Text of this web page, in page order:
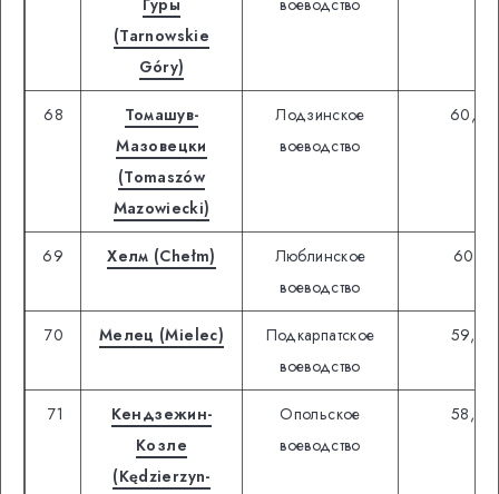
Гуры
(Tarnowskie
Góry)
воеводство
68
Томашув-
Мазовецки
(Tomaszów
Mazowiecki)
Лодзинское
воеводство
69 Хелм (Chełm)
Люблинское
воеводство
70 Мелец (Mielec)
Подкарпатское
воеводство
71
Кендзежин-
Козле
(Kędzierzyn-
Опольское
воеводство